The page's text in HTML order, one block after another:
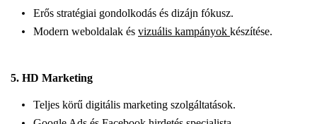
Erős stratégiai gondolkodás és dizájn fókusz.
Modern weboldalak és vizuális kampányok készítése.
5. HD Marketing
Teljes körű digitális marketing szolgáltatások.